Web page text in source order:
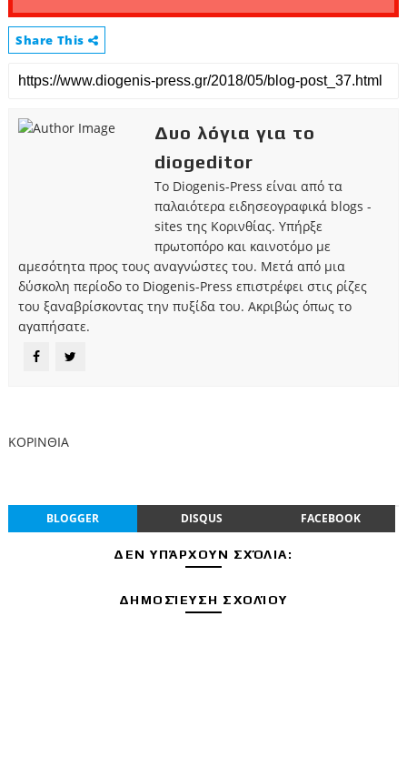
Share This
Δυο λόγια για το
diogeditor
Το Diogenis-Press είναι από τα
παλαιότερα ειδησεογραφικά blogs -
sites της Κορινθίας. Υπήρξε
πρωτοπόρο και καινοτόμο με
αμεσότητα προς τους αναγνώστες του. Μετά από μια
δύσκολη περίοδο το Diogenis-Press επιστρέφει στις ρίζες
του ξαναβρίσκοντας την πυξίδα του. Ακριβώς όπως το
αγαπήσατε.
ΚΟΡΙΝΘΙΑ
BLOGGER DISQUS FACEBOOK
ΔΕΝ ΥΠΆΡΧΟΥΝ ΣΧΌΛΙΑ:
ΔΗΜΟΣΊΕΥΣΗ ΣΧΟΛΊΟΥ